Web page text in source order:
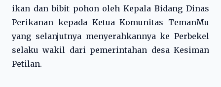
ikan dan bibit pohon oleh Kepala Bidang Dinas
Perikanan kepada Ketua Komunitas TemanMu
yang selanjutnya menyerahkannya ke Perbekel
selaku wakil dari pemerintahan desa Kesiman
Petilan.